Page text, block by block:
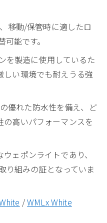
移動/保管時に適したロ
能です。
を製造に使用しているた
い環境でも耐えうる強
優れた防水性を備え、ど
高いパフォーマンスを
ェポンライトであり、
り組みの証となっていま
/WMLx White